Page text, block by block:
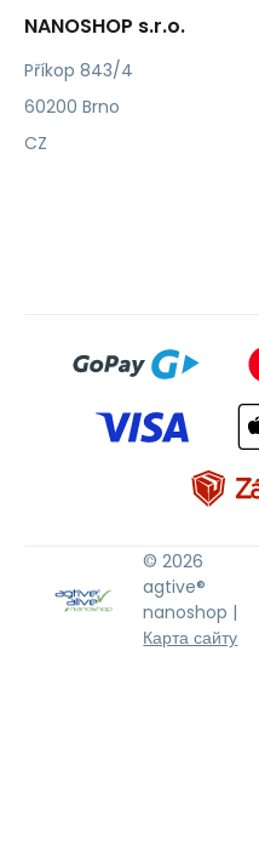
NANOSHOP s.r.o.
Příkop 843/4
60200 Brno
CZ
© 2026
agtive®
nanoshop |
Карта сайту